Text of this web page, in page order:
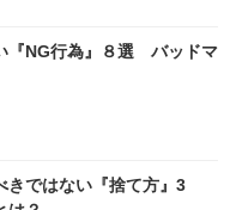
『NG行為』８選 バッドマ
きではない『捨て方』3